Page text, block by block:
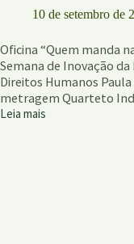
10 de setembro de
Oficina “Quem manda
Semana de Inovação
Direitos Humanos
metragem Quarteto
Leia mais
Cine